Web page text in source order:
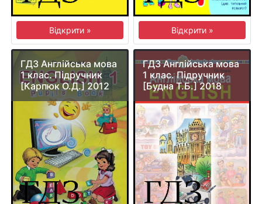
Відкрити » Відкрити »
ГДЗ Англійська мова
1 клас. Підручник
[Карпюк О.Д.] 2012
ГДЗ Англійська мова
1 клас. Підручник
[Будна Т.Б.] 2018